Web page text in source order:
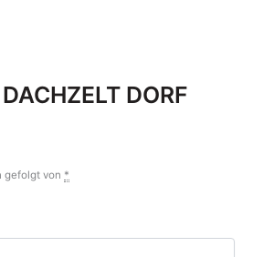
DORF
gefolgt von *